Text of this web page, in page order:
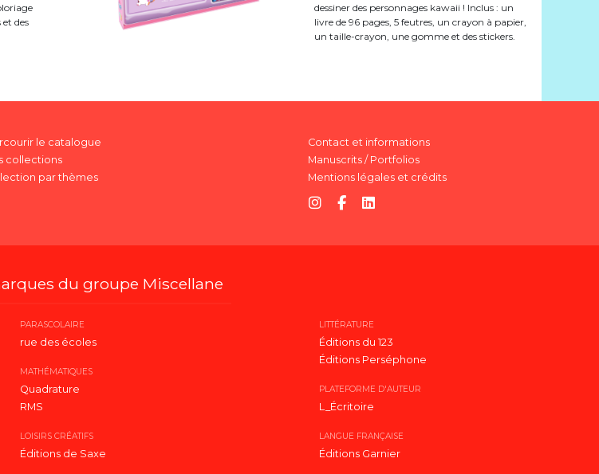
et des
dessiner des personnages kawaii ! Inclus : un
livre de 96 pages, 5 feutres, un crayon à papier,
un taille-crayon, une gomme et des stickers.
le catalogue
collections
par thèmes
Contact et informations
Manuscrits / Portfolios
Mentions légales et crédits
du groupe Miscellane
PARASCOLAIRE
rue des écoles
MATHÉMATIQUES
Quadrature
RMS
LOISIRS CRÉATIFS
Éditions de Saxe
LITTÉRATURE
Éditions du 123
Éditions Perséphone
PLATEFORME D'AUTEUR
L_Écritoire
LANGUE FRANÇAISE
Éditions Garnier